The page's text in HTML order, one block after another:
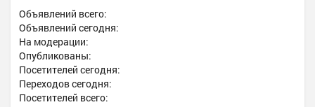
Объявлений всего:
Объявлений сегодня:
На модерации:
Опубликованы:
Посетителей сегодня:
Переходов сегодня:
Посетителей всего: